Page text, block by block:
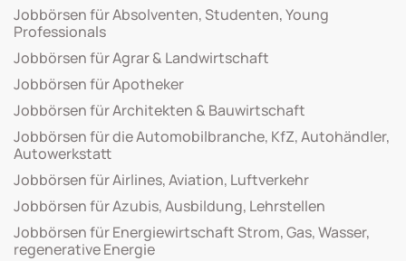
Jobbörsen für Absolventen, Studenten, Young
Professionals
Jobbörsen für Agrar & Landwirtschaft
Jobbörsen für Apotheker
Jobbörsen für Architekten & Bauwirtschaft
Jobbörsen für die Automobilbranche, KfZ, Autohändler,
Autowerkstatt
Jobbörsen für Airlines, Aviation, Luftverkehr
Jobbörsen für Azubis, Ausbildung, Lehrstellen
Jobbörsen für Energiewirtschaft Strom, Gas, Wasser,
regenerative Energie